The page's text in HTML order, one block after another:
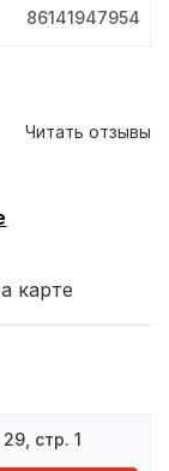
карте
стр. 1
86141947954
Читать отзывы